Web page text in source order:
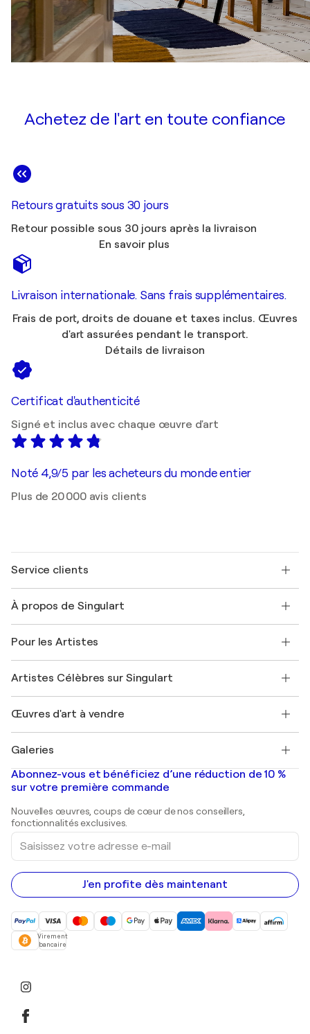
Achetez de l'art en toute confiance
Retours gratuits sous 30 jours
Retour possible sous 30 jours après la livraison
En savoir plus
Livraison internationale. Sans frais supplémentaires.
Frais de port, droits de douane et taxes inclus. Œuvres
d'art assurées pendant le transport.
Détails de livraison
Certificat d'authenticité
Signé et inclus avec chaque œuvre d'art
Noté 4,9/5 par les acheteurs du monde entier
Plus de 20 000 avis clients
Service clients
Expédition
Offrir une carte cadeau
Rejoignez notre programme commercial
Mon compte
+33 1 76 44 06 42
À propos de Singulart
FAQ
Magazine Singulart
Emplois
Découvrez une sélection d'art original
Pour les Artistes
Se connecter en tant qu'Artiste
Artistes Célèbres sur Singulart
Marc Chagall
Banksy
Mr. Brainwash
Shepard Fairey
Œuvres d'art à vendre
Tableaux abstraits à vendre
Peintures de paysage
Estampes
Peintures acryliques
Galeries
Galeries d'art en France
Galeries d'art en Belgique
Abonnez-vous et bénéficiez d’une réduction de 10 %
sur votre première commande
Nouvelles œuvres, coups de cœur de nos conseillers,
fonctionnalités exclusives.
Saisissez
votre
adresse
e-
mail
J'en profite dès maintenant
Virement
bancaire